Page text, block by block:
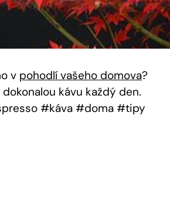
v pohodlí vašeho domova?
kávu každý den.
#káva #doma #tipy